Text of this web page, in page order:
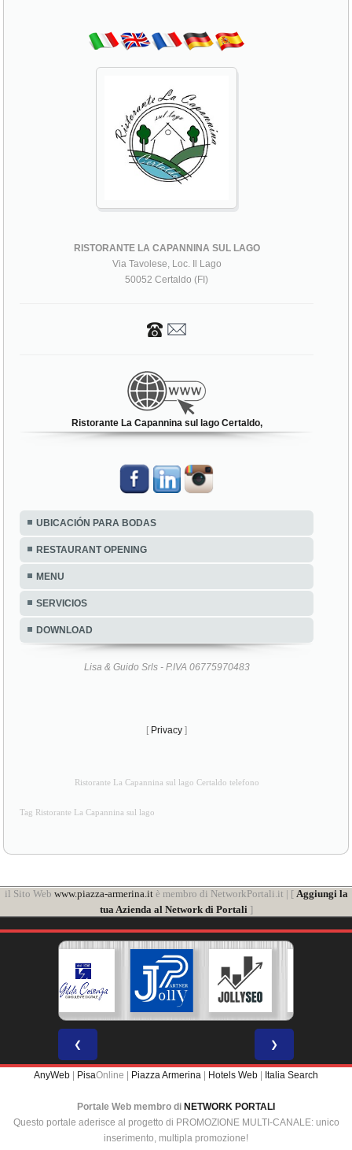
RISTORANTE LA CAPANNINA SUL LAGO
Via Tavolese, Loc. Il Lago
50052 Certaldo (FI)
Ristorante La Capannina sul lago Certaldo,
UBICACIÓN PARA BODAS
RESTAURANT OPENING
MENU
SERVICIOS
DOWNLOAD
Lisa & Guido Srls - P.IVA 06775970483
[ Privacy ]
Ristorante La Capannina sul lago Certaldo telefono
Tag Ristorante La Capannina sul lago
il Sito Web www.piazza-armerina.itè membro di NetworkPortali.it | [ Aggiungi la
tua Azienda al Network di Portali]
❮ ❯
AnyWeb PisaOnline | Piazza Armerina Hotels Web Italia Search
Portale Web membro di NETWORK PORTALI
Questo portale aderisce al progetto di PROMOZIONE MULTI-CANALE: unico
inserimento, multipla promozione!